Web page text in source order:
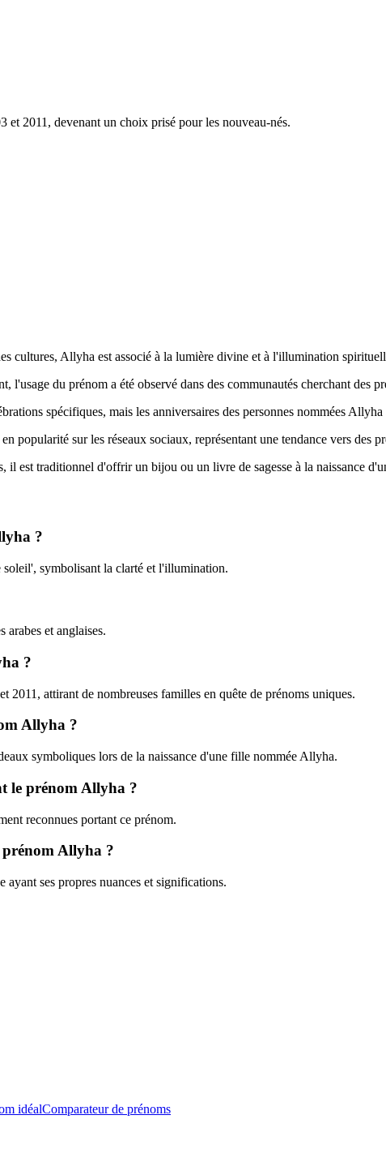
et 2011, devenant un choix prisé pour les nouveau-nés.
cultures, Allyha est associé à la lumière divine et à l'illumination
l'usage du prénom a été observé dans des communautés cherchant des
spécifiques, mais les anniversaires des personnes nommées
popularité sur les réseaux sociaux, représentant une tendance vers des
il est traditionnel d'offrir un bijou ou un livre de sagesse à la naissance
?
symbolisant la clarté et l'illumination.
arabes et anglaises.
?
2011, attirant de nombreuses familles en quête de prénoms uniques.
Allyha ?
symboliques lors de la naissance d'une fille nommée Allyha.
le prénom Allyha ?
reconnues portant ce prénom.
prénom Allyha ?
ses propres nuances et significations.
idéalComparateur de prénoms